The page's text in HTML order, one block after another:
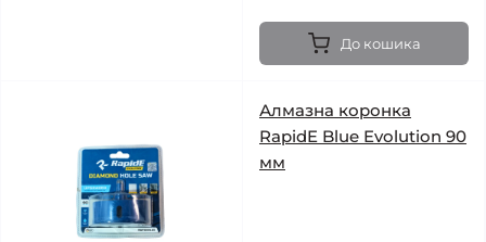
До кошика
Алмазна коронка
RapidE Blue Evolution 90
мм